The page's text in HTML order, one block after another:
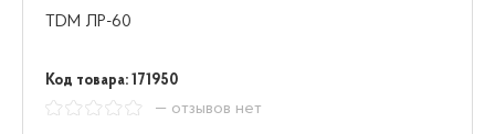
TDM ЛР-60
Код товара: 171950
— отзывов нет